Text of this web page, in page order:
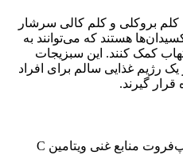
کلم بروکلی و کلم کالی سرشار
هستند که می‌توانند به
کمک کنند. این سبزیجات
رژیم غذایی سالم برای افراد
قرار گیرند.
مرکبات مانند پرتقال، لیمو و گریپ‌فروت منابع غنی ویتامین C